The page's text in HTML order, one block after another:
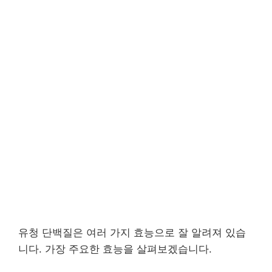
유청 단백질은 여러 가지 효능으로 잘 알려져 있습
니다. 가장 주요한 효능을 살펴보겠습니다.